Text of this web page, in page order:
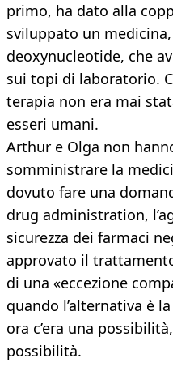
primo, ha dato alla
sviluppato un
deoxynucleotide, che
sui topi di laboratorio.
terapia non era mai
esseri umani.
Arthur e Olga non
somministrare la
dovuto fare una
drug administration,
sicurezza dei farmaci
approvato il
di una «eccezione
quando l’alternativa è
ora c’era una
possibilità.